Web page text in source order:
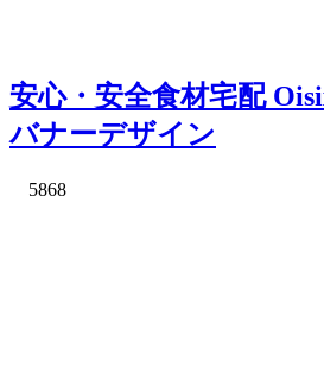
安心・安全食材宅配
バナーデザイン
5868